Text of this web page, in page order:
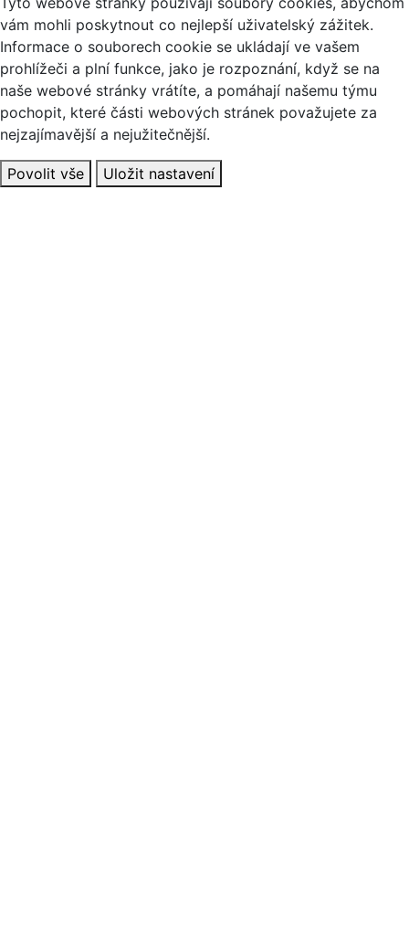
vám mohli poskytnout co nejlepší uživatelský zážitek.
Informace o souborech cookie se ukládají ve vašem
prohlížeči a plní funkce, jako je rozpoznání, když se na
naše webové stránky vrátíte, a pomáhají našemu týmu
pochopit, které části webových stránek považujete za
nejzajímavější a nejužitečnější.
Povolit vše Uložit nastavení